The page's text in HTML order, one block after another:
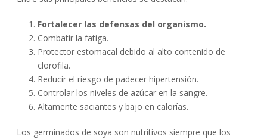
Fortalecer las defensas del organismo.
Combatir la fatiga.
Protector estomacal debido al alto contenido de
clorofila.
Reducir el riesgo de padecer hipertensión.
Controlar los niveles de azúcar en la sangre.
Altamente saciantes y bajo en calorías.
Los germinados de soya son nutritivos siempre que los